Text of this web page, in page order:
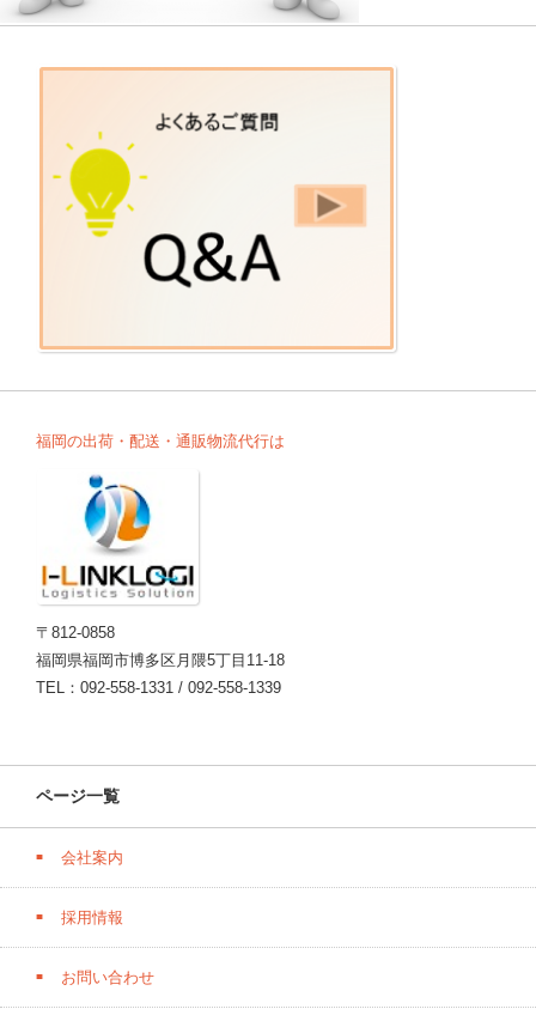
福岡の出荷・配送・通販物流代行は
〒812-0858
福岡県福岡市博多区月隈5丁目11-18
TEL：092-558-1331 / 092-558-1339
ページ一覧
会社案内
採用情報
お問い合わせ